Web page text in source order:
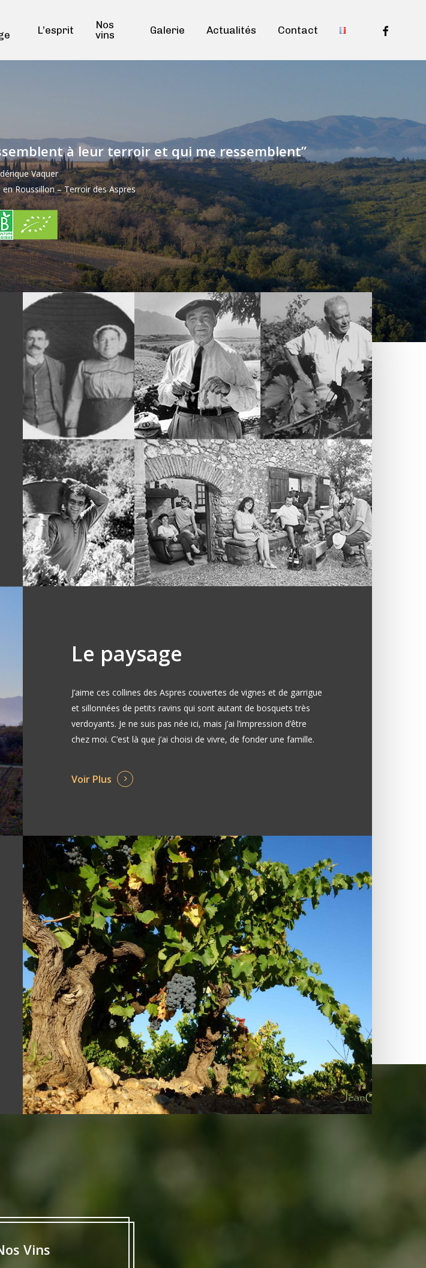
L’esprit
Nos
vins
Galerie Actualités Contact facebook
à leur terroir et qui me ressemblent”
Vaquer
Roussillon – Terroir des Aspres
Le paysage
J’aime ces collines des Aspres couvertes de vignes et de garrigue
et sillonnées de petits ravins qui sont autant de bosquets très
verdoyants. Je ne suis pas née ici, mais j’ai l’impression d’être
chez moi. C’est là que j’ai choisi de vivre, de fonder une famille.
Voir Plus
Vins